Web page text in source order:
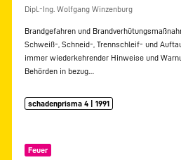
Dipl.-Ing. Wolfgang Winzenburg
Brandgefahren und
Schweiß-, Schneid-, Trennschleif- und
immer wiederkehrender Hinweise und
Behörden in bezug…
schadenprisma 4 | 1991
Feuer